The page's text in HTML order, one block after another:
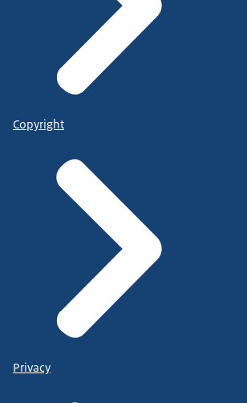
Copyright
Privacy